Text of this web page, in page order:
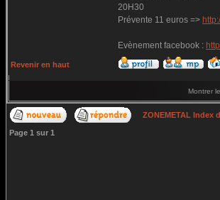
20H30
Prévente 11 euros =>
Evènement facebook :
Revenir en haut
Montrer
ZONEMETAL Index
Page 1 sur 1